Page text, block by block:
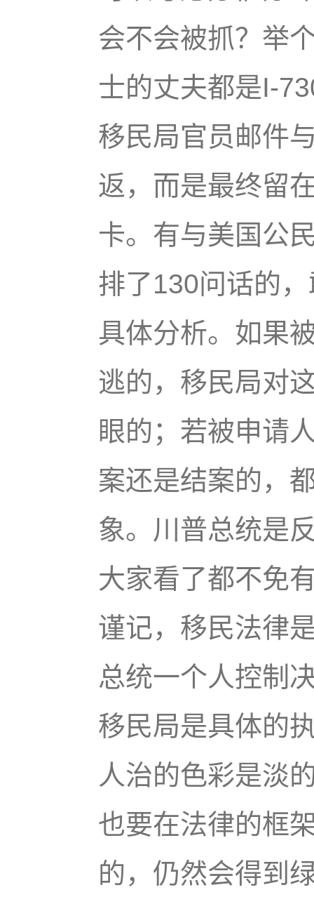
会不会被抓？举
士的丈夫都是I-
移民局官员邮件
返，而是最终留
卡。有与美国公
排了130问话的
具体分析。如果
逃的，移民局对
眼的；若被申请
案还是结案的，
象。川普总统是
大家看了都不免
谨记，移民法律
总统一个人控制
移民局是具体的
人治的色彩是淡
也要在法律的框
的，仍然会得到